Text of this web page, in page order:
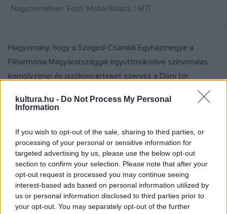
kultura.hu - Do Not Process My Personal
Information
If you wish to opt-out of the sale, sharing to third parties, or
processing of your personal or sensitive information for
targeted advertising by us, please use the below opt-out
section to confirm your selection. Please note that after your
opt-out request is processed you may continue seeing
interest-based ads based on personal information utilized by
us or personal information disclosed to third parties prior to
your opt-out. You may separately opt-out of the further
Nagytermében. Fotó: Mohai Balázs / MTI
Hagyomány, hogy a Szeged-Csanádi Egyházmegye a
Filharmónia Magyarországgal együttműködve színvonalas
komolyzenei és jazzkoncerteket szervez a Dóm tér
épületkomplexumához tartozó püspöki székház udvarán.
a Danubia Zenekart hallhatja a közönség. A koncert zenéi a
fény és az árnyék dinamikájára épülve mutatják meg, hogy
az árnyékban fogant zenék nélkül a napfényesek sem
csillognak olyan ragyogóan. A műsoron Vivaldie-moll
hegedűversenye, Mozartc-moll fúvósszerenádja, valamint
Schubert V. szimfóniája szerepel.